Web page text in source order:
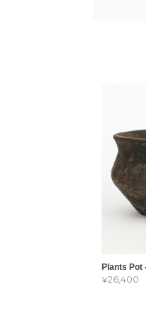
Plants Pot
¥26,400